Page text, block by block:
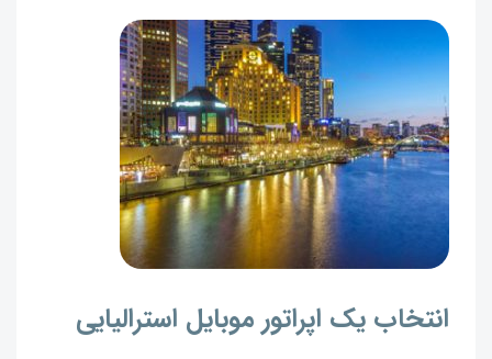
انتخاب یک اپراتور موبایل استرالیایی